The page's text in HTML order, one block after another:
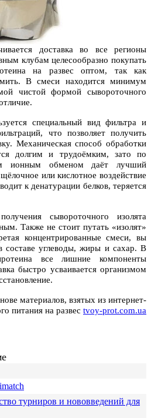
доставка во все регионы
клубам целесообразно покупать
на развес оптом, так как
В смеси находится минимум
чистой формой сывороточного
специальный вид фильтра и
что позволяет получить
Механическая способ обработки
долгим и трудоёмким, зато по
ионным обменом даёт лучший
или кислотное воздействие
к денатурации белков, теряется
сывороточного изолята
Также не стоит путать «изолят»
концентрированные смеси, вы
составе углеводы, жиры и сахар. В
все лишние компоненты
быстро усваивается организмом
материалов, взятых из интернет-
питания на развес tvoy-prot.com.ua
турниров и нововведений для